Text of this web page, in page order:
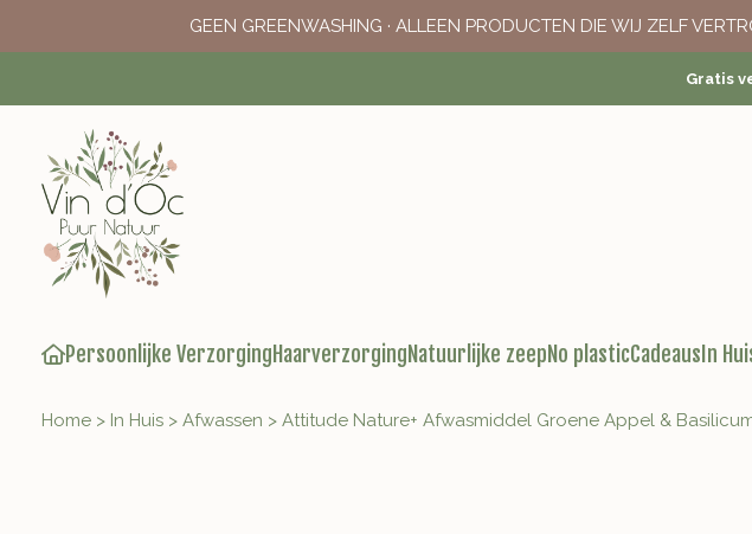
GEEN GREENWASHING · ALLEEN PRODUCTEN DIE WIJ ZELF
Gratis
Persoonlijke VerzorgingHaarverzorgingNatuurlijke zeepNo plasticCadeaus In
Home > In Huis > Afwassen > Attitude Nature+ Afwasmiddel Groene Appel &